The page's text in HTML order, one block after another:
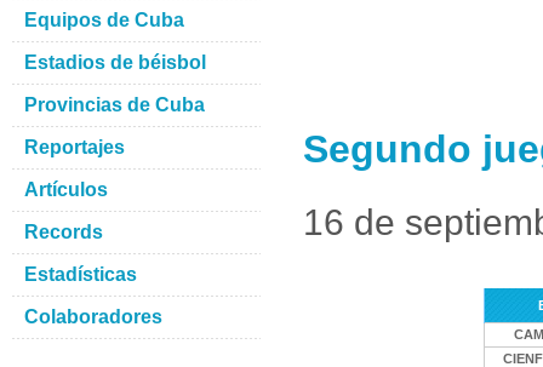
Segundo
16 de
Equipos de Cuba
Estadios de béisbol
Provincias de Cuba
Reportajes
Artículos
Records
Estadísticas
Colaboradores